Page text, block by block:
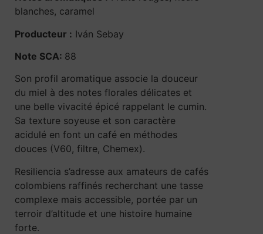
blanches, caramel
Producteur : Iván Sebay
Note SCA: 88
Son profil aromatique associe la douceur
du miel à des notes florales délicates et
une belle vivacité épicé rappelant le cumin.
Sa texture soyeuse et son caractère
acidulé en font un café en méthodes
douces (V60, filtre, Chemex).
Resiliencia s’adresse aux amateurs de cafés
colombiens raffinés recherchant une tasse
complexe mais accessible, portée par un
terroir d’altitude et une histoire humaine
forte.